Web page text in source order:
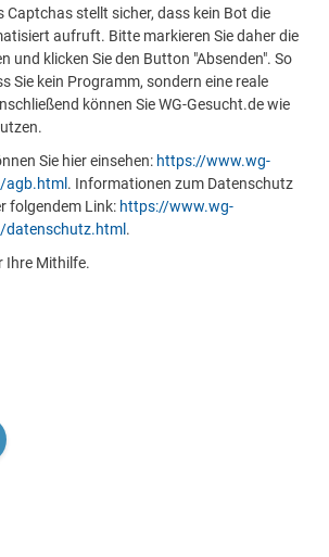
Captchas stellt sicher, dass kein Bot die
aufruft. Bitte markieren Sie daher die
und klicken Sie den Button "Absenden". So
Sie kein Programm, sondern eine reale
können Sie WG-Gesucht.de wie
Sie hier einsehen: https://www.wg-
agb.html . Informationen zum Datenschutz
folgendem Link: https://www.wg-
.
Ihre Mithilfe.